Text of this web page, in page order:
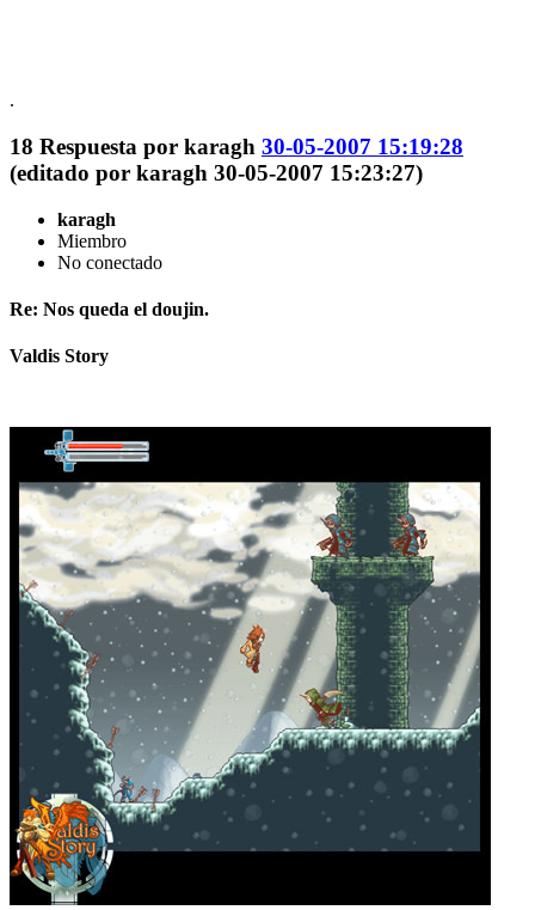
.
18 Respuesta por karagh 30-05-2007 15:19:28
(editado por karagh 30-05-2007 15:23:27)
karagh
Miembro
No conectado
Re: Nos queda el doujin.
Valdis Story